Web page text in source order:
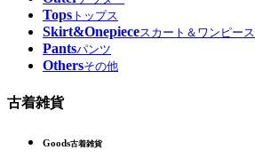
Tops トップス
Skirt&Onepieceスカート＆ワンピース
Pantsパンツ
Othersその他
古着雑貨
Goods古着雑貨